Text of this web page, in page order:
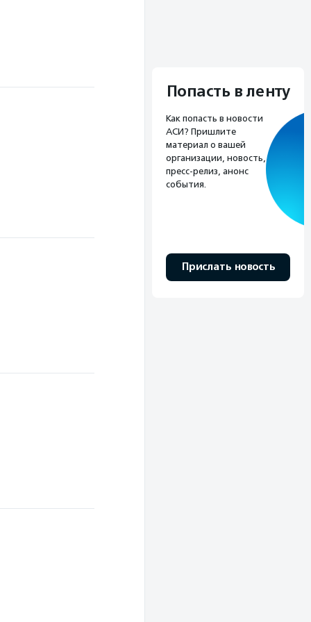
Попасть в ленту
Как попасть в новости
АСИ? Пришлите
материал о вашей
организации, новость,
пресс-релиз, анонс
события.
Прислать новость